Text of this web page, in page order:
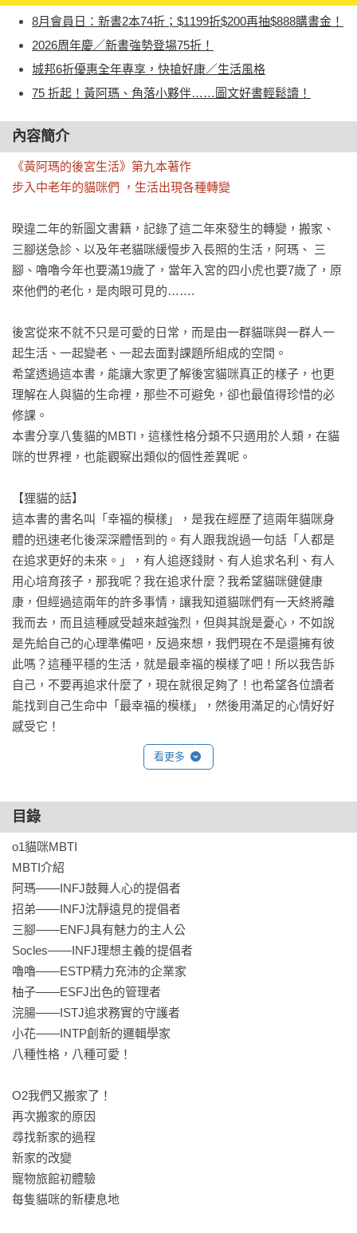
8月會員日：新書2本74折；$1199折$200再抽$888購書金！
2026周年慶／新書強勢登場75折！
城邦6折優惠全年專享，快搶好康／生活風格
75 折起！黃阿瑪、角落小夥伴……圖文好書輕鬆讀！
內容簡介
《黃阿瑪的後宮生活》第九本著作
步入中老年的貓咪們 ，生活出現各種轉變
暌違二年的新圖文書籍，記錄了這二年來發生的轉變，搬家、
三腳送急診、以及年老貓咪緩慢步入長照的生活，阿瑪、 三
腳、嚕嚕今年也要滿19歲了，當年入宮的四小虎也要7歲了，原
來他們的老化，是肉眼可見的…….
後宮從來不就不只是可愛的日常，而是由一群貓咪與一群人一
起生活、一起變老、一起去面對課題所組成的空間。
希望透過這本書，能讓大家更了解後宮貓咪真正的樣子，也更
理解在人與貓的生命裡，那些不可避免，卻也最值得珍惜的必
修課。
本書分享八隻貓的MBTI，這樣性格分類不只適用於人類，在貓
咪的世界裡，也能觀察出類似的個性差異呢。
【狸貓的話】
這本書的書名叫「幸福的模樣」，是我在經歷了這兩年貓咪身
體的迅速老化後深深體悟到的。有人跟我說過一句話「人都是
在追求更好的未來。」，有人追逐錢財、有人追求名利、有人
用心培育孩子，那我呢？我在追求什麼？我希望貓咪健健康
康，但經過這兩年的許多事情，讓我知道貓咪們有一天終將離
我而去，而且這種感受越來越強烈，但與其說是憂心，不如說
是先給自己的心理準備吧，反過來想，我們現在不是還擁有彼
此嗎？這種平穩的生活，就是最幸福的模樣了吧！所以我告訴
自己，不要再追求什麼了，現在就很足夠了！也希望各位讀者
能找到自己生命中「最幸福的模樣」，然後用滿足的心情好好
感受它！
療紀錄、意外事件、退化的跡象，也多了許多焦慮與擔心。但
同時，這些紀錄讓養貓的現實面變得更加清晰，也更真實。後
宮從來就不只是可愛的日常，而是由一群貓咪與一群人一起生
活、一起老去、一起面對課題所組成的空間。
希望透過這本書，能讓大家更了解後宮貓咪們真正的樣子，也
更理解在人與貓的生命裡，那些不可避免、卻也最值得珍惜的
必修課。
【後宮貓咪MBTI 大公開】
★阿瑪——INFJ鼓舞人心的提倡者
(2007/01.07出生，男生，摩羯座)
阿瑪對新玩具一向興趣缺缺，這一點從很久以前就沒改變過。
人靠近，卻也很少主動接近任何人。陌生人若來找他，他大多
淡定以對，但平時可不會特地去討誰的注意。這種含蓄、溫柔
又有點神秘的性格，正是典型 INFJ 的寫照。
★招弟——INFJ沈靜遠見的提倡者
(2011/06.01出生，女生， 雙子座)
看更多
目錄
o1貓咪MBTI
MBTI介紹
阿瑪——INFJ鼓舞人心的提倡者
招弟——INFJ沈靜遠見的提倡者
三腳——ENFJ具有魅力的主人公
Socles——INFJ理想主義的提倡者
嚕嚕——ESTP精力充沛的企業家
柚子——ESFJ出色的管理者
浣腸——ISTJ追求務實的守護者
小花——INTP創新的邏輯學家
八種性格，八種可愛！
O2我們又搬家了！
再次搬家的原因
尋找新家的過程
新家的改變
寵物旅館初體驗
每隻貓咪的新棲息地